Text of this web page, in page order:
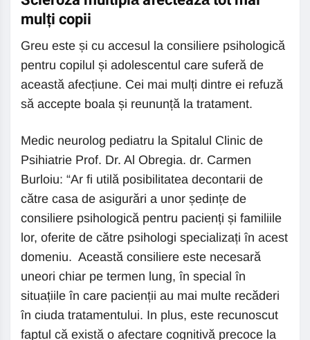
mulți copii
Greu este și cu accesul la consiliere psihologică
pentru copilul și adolescentul care suferă de
această afecțiune. Cei mai mulți dintre ei refuză
să accepte boala și reununță la tratament.
Medic neurolog pediatru la Spitalul Clinic de
Psihiatrie Prof. Dr. Al Obregia. dr. Carmen
Burloiu: “Ar fi utilă posibilitatea decontarii de
către casa de asigurări a unor ședințe de
consiliere psihologică pentru pacienți și familiile
lor, oferite de către psihologi specializați în acest
domeniu. Această consiliere este necesară
uneori chiar pe termen lung, în special în
situațiile în care pacienții au mai multe recăderi
în ciuda tratamentului. In plus, este recunoscut
faptul că există o afectare cognitivă precoce la